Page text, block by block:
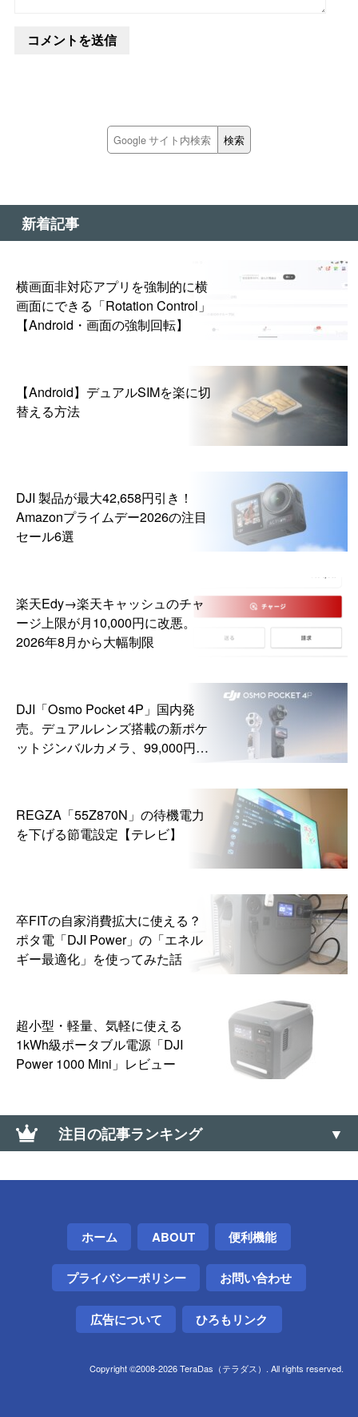
新着記事
横画面非対応アプリを強制的に横
画面にできる「Rotation Control」
【Android・画面の強制回転】
【Android】デュアルSIMを楽に切
替える方法
DJI 製品が最大42,658円引き！
Amazonプライムデー2026の注目
セール6選
楽天Edy→楽天キャッシュのチャ
ージ上限が月10,000円に改悪。
2026年8月から大幅制限
DJI「Osmo Pocket 4P」国内発
売。デュアルレンズ搭載の新ポケ
ットジンバルカメラ、99,000円か
REGZA「55Z870N」の待機電力
を下げる節電設定【テレビ】
卒FITの自家消費拡大に使える？
ポタ電「DJI Power」の「エネル
ギー最適化」を使ってみた話
超小型・軽量、気軽に使える
1kWh級ポータブル電源「DJI
Power 1000 Mini」レビュー
注目の記事ランキング
AndroidからアプリのAPKファイルを取り出す・バッ
クアップ方法
捗る件【低周波音】
ホーム ABOUT 便利機能
プライバシーポリシー お問い合わせ
広告について ひろもリンク
Copyright ©2008-2026 TeraDas（テラダス）. All rights reserved.